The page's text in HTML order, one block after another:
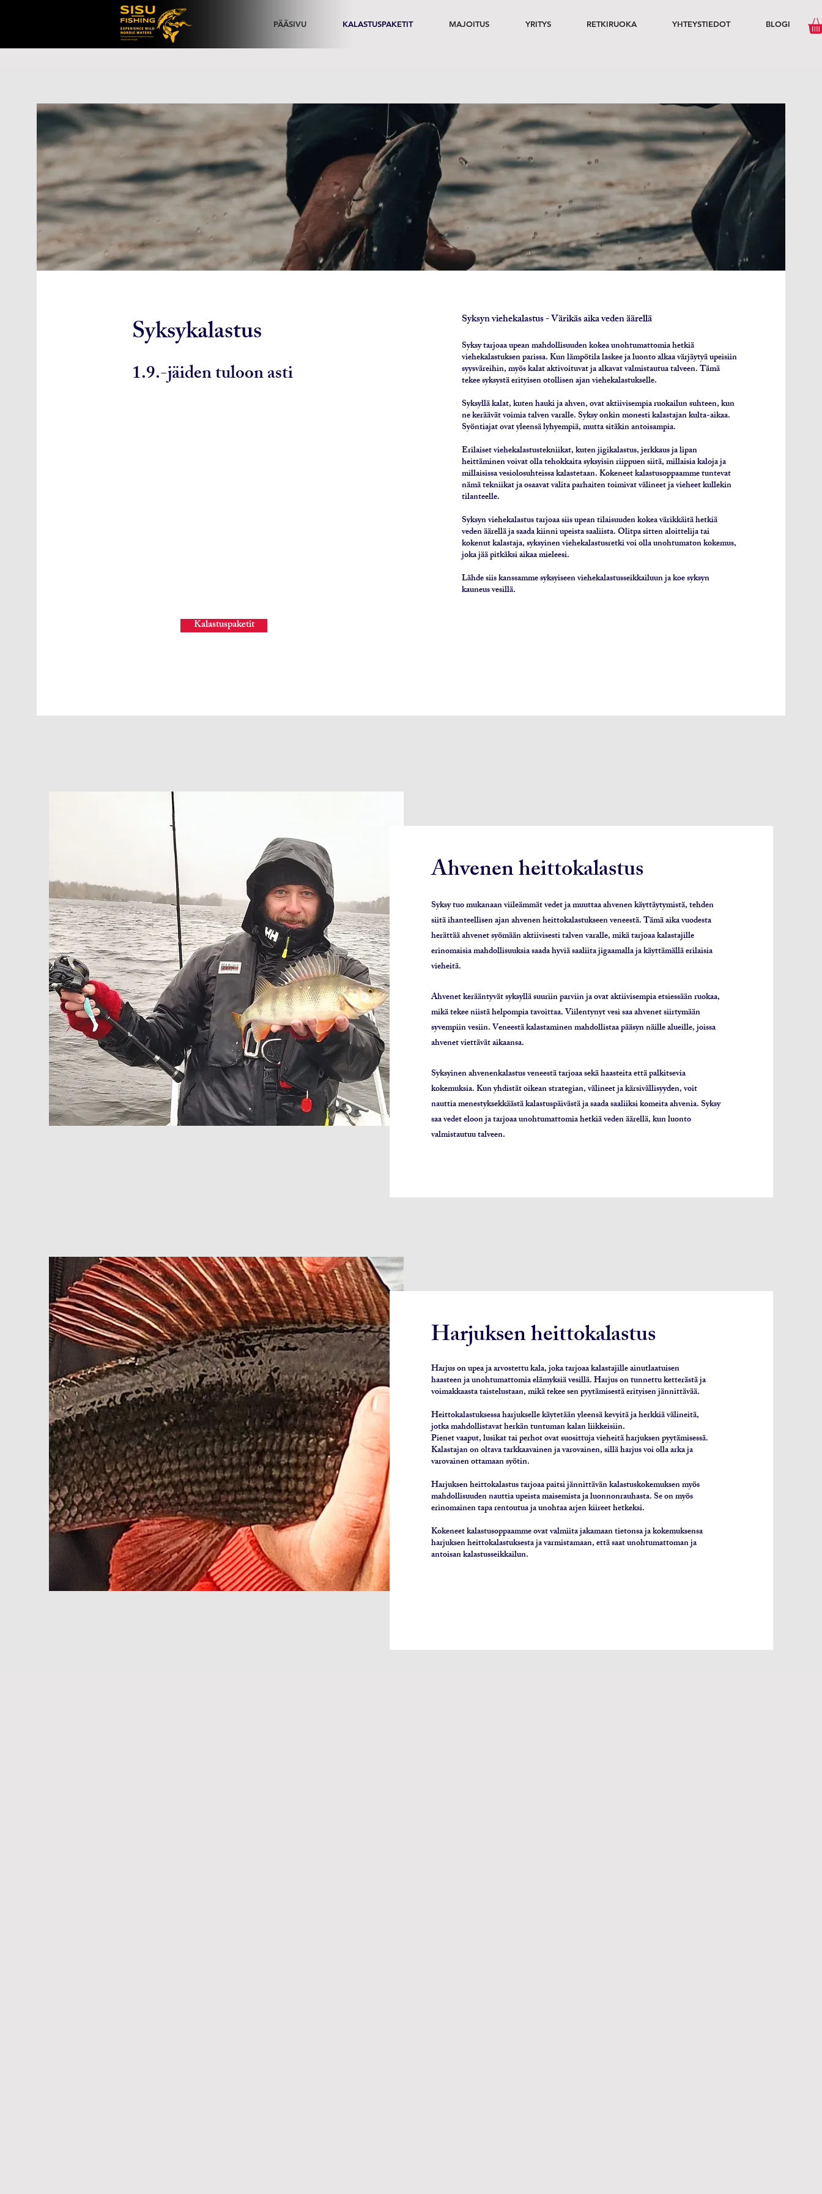
PÄÄSIVU KALASTUSPAKETIT MAJOITUS YRITYS RETKIRUOKA YHTEYSTIEDOT BLOGI
Syksykalastus
1.9.-jäiden tuloon asti
Kalastuspaketit
Syksyn viehekalastus - Värikäs aika veden äärellä
Syksy tarjoaa upean mahdollisuuden kokea unohtumattomia hetkiä
viehekalastuksen parissa. Kun lämpötila laskee ja luonto alkaa värjäytyä upeisiin
syysväreihin, myös kalat aktivoituvat ja alkavat valmistautua talveen. Tämä
tekee syksystä erityisen otollisen ajan viehekalastukselle.
Syksyllä kalat, kuten hauki ja ahven, ovat aktiivisempia ruokailun suhteen, kun
ne keräävät voimia talven varalle. Syksy onkin monesti kalastajan kulta-aikaa.
Syöntiajat ovat yleensä lyhyempiä, mutta sitäkin antoisampia.
Erilaiset viehekalastustekniikat, kuten jigikalastus, jerkkaus ja lipan
heittäminen voivat olla tehokkaita syksyisin riippuen siitä, millaisia kaloja ja
millaisissa vesiolosuhteissa kalastetaan. Kokeneet kalastusoppaamme tuntevat
nämä tekniikat ja osaavat valita parhaiten toimivat välineet ja vieheet kullekin
tilanteelle.
Syksyn viehekalastus tarjoaa siis upean tilaisuuden kokea värikkäitä hetkiä
veden äärellä ja saada kiinni upeista saaliista. Olitpa sitten aloittelija tai
kokenut kalastaja, syksyinen viehekalastusretki voi olla unohtumaton kokemus,
joka jää pitkäksi aikaa mieleesi.
Lähde siis kanssamme syksyiseen viehekalastusseikkailuun ja koe syksyn
kauneus vesillä.
Ahvenen heittokalastus
Syksy tuo mukanaan viileämmät vedet ja muuttaa ahvenen käyttäytymistä, tehden
siitä ihanteellisen ajan ahvenen heittokalastukseen veneestä. Tämä aika vuodesta
herättää ahvenet syömään aktiivisesti talven varalle, mikä tarjoaa kalastajille
erinomaisia mahdollisuuksia saada hyviä saaliita jigaamalla ja käyttämällä erilaisia
vieheitä.
Ahvenet kerääntyvät syksyllä suuriin parviin ja ovat aktiivisempia etsiessään ruokaa,
mikä tekee niistä helpompia tavoittaa. Viilentynyt vesi saa ahvenet siirtymään
syvempiin vesiin. Veneestä kalastaminen mahdollistaa pääsyn näille alueille, joissa
ahvenet viettävät aikaansa.
Syksyinen ahvenenkalastus veneestä tarjoaa sekä haasteita että palkitsevia
kokemuksia. Kun yhdistät oikean strategian, välineet ja kärsivällisyyden, voit
nauttia menestyksekkäästä kalastuspäivästä ja saada saaliiksi komeita ahvenia. Syksy
saa vedet eloon ja tarjoaa unohtumattomia hetkiä veden äärellä, kun luonto
valmistautuu talveen.
Harjuksen heittokalastus
Harjus on upea ja arvostettu kala, joka tarjoaa kalastajille ainutlaatuisen
haasteen ja unohtumattomia elämyksiä vesillä. Harjus on tunnettu ketterästä ja
voimakkaasta taistelustaan, mikä tekee sen pyytämisestä erityisen jännittävää.
Heittokalastuksessa harjukselle käytetään yleensä kevyitä ja herkkiä välineitä,
jotka mahdollistavat herkän tuntuman kalan liikkeisiin.
Pienet vaaput, lusikat tai perhot ovat suosittuja vieheitä harjuksen pyytämisessä.
Kalastajan on oltava tarkkaavainen ja varovainen, sillä harjus voi olla arka ja
varovainen ottamaan syötin.
Harjuksen heittokalastus tarjoaa paitsi jännittävän kalastuskokemuksen myös
mahdollisuuden nauttia upeista maisemista ja luonnonrauhasta. Se on myös
erinomainen tapa rentoutua ja unohtaa arjen kiireet hetkeksi.
Kokeneet kalastusoppaamme ovat valmiita jakamaan tietonsa ja kokemuksensa
harjuksen heittokalastuksesta ja varmistamaan, että saat unohtumattoman ja
antoisan kalastusseikkailun.